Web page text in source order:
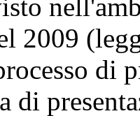
2009
di
di